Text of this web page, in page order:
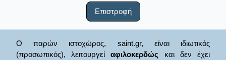
Επιστροφή
Ο παρών ιστοχώρος, saint.gr, είναι ιδιωτικός
(προσωπικός), λειτουργείαφιλοκερδώς και δεν έχει